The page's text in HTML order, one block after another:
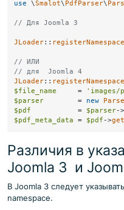
use \Smalot\ PdfParser\
// Для Joomla 3
JLoader:: registerNamespace
// ИЛИ
// для  Joomla 4
JLoader:: registerNamespace
$file_name
     =
$parser
        =
new
$pdf
           =
$parser->
$pdf_meta_data = $pdf ->
Различия в
Joomla 3 и
В Joomla 3 следует
namespace.